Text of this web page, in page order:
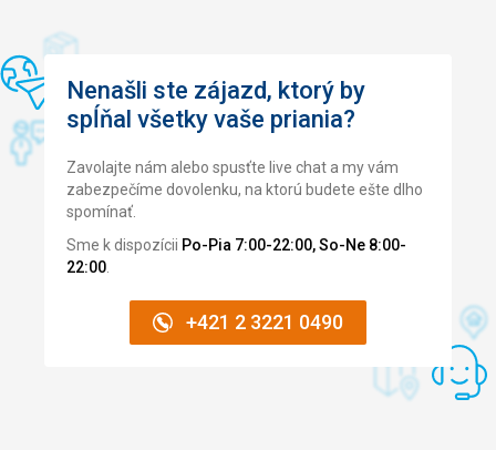
Nenašli ste zájazd, ktorý by
spĺňal všetky vaše priania?
Zavolajte nám alebo spusťte live chat a my vám
zabezpečíme dovolenku, na ktorú budete ešte dlho
spomínať.
Sme k dispozícii Po-Pia 7:00-22:00, So-Ne 8:00-
22:00
+421 2 3221 0490